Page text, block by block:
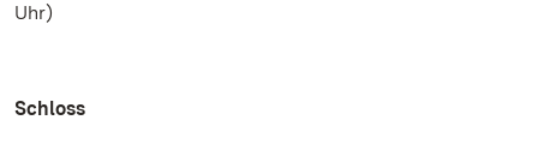
Uhr)
Schloss